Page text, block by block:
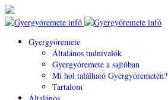
Gyergyóremete
Általános tudnivalók
Gyergyóremete a sajtóban
Mi hol található Gyergyóremetén?
Tartalom